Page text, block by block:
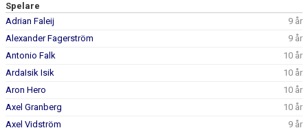
DOKUMENT
Spelare
Adrian Faleij
9 år
Alexander Fagerström
9 år
Antonio Falk
10 år
ArdaIsik Isik
10 år
Aron Hero
10 år
Axel Granberg
10 år
Axel Vidström
9 år